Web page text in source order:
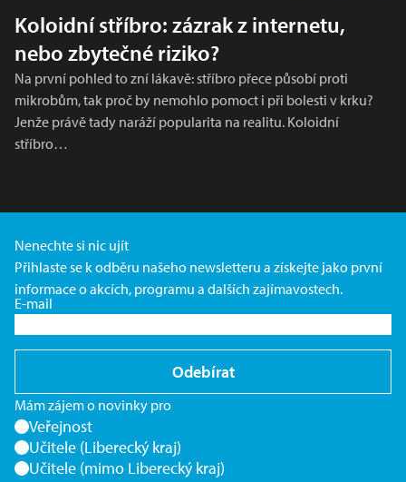
Koloidní stříbro: zázrak z internetu,
nebo zbytečné riziko?
Na první pohled to zní lákavě: stříbro přece působí proti
mikrobům, tak proč by nemohlo pomoct i při bolesti v krku?
Jenže právě tady naráží popularita na realitu. Koloidní
stříbro…
Nenechte si nic ujít
Přihlaste se k odběru našeho newsletteru a získejte jako první
informace o akcích, programu a dalších zajímavostech.
E-mail
Odebírat
Mám zájem o novinky pro
Veřejnost
Učitele (Liberecký kraj)
Učitele (mimo Liberecký kraj)